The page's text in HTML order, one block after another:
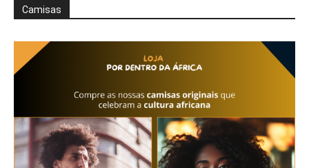
Camisas